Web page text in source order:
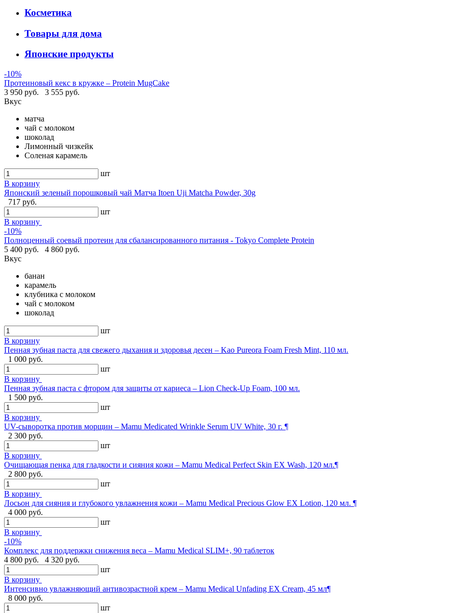
Косметика
Товары для дома
Японские продукты
-10%
Протеиновый кекс в кружке – Protein MugCake
3 950 руб.
3 555 руб.
Вкус
матча
чай с молоком
шоколад
Лимонный чизкейк
Соленая карамель
шт
В корзину
Японский зеленый порошковый чай Матча Itoen Uji Matcha Powder, 30g
717 руб.
шт
В корзину
-10%
Полноценный соевый протеин для сбалансированного питания - Tokyo Complete Protein
5 400 руб.
4 860 руб.
Вкус
банан
карамель
клубника с молоком
чай с молоком
шоколад
шт
В корзину
Пенная зубная паста для свежего дыхания и здоровья десен – Kao Pureora Foam Fresh Mint, 110 мл.
1 000 руб.
шт
В корзину
Пенная зубная паста с фтором для защиты от кариеса – Lion Check-Up Foam, 100 мл.
1 500 руб.
шт
В корзину
UV-сыворотка против морщин – Mamu Medicated Wrinkle Serum UV White, 30 г. ¶
2 300 руб.
шт
В корзину
Очищающая пенка для гладкости и сияния кожи – Mamu Medical Perfect Skin EX Wash, 120 мл.¶
2 800 руб.
шт
В корзину
Лосьон для сияния и глубокого увлажнения кожи – Mamu Medical Precious Glow EX Lotion, 120 мл. ¶
4 000 руб.
шт
В корзину
-10%
Комплекс для поддержки снижения веса – Mamu Medical SLIM+, 90 таблеток
4 800 руб.
4 320 руб.
шт
В корзину
Интенсивно увлажняющий антивозрастной крем – Mamu Medical Unfading EX Cream, 45 мл¶
8 000 руб.
шт